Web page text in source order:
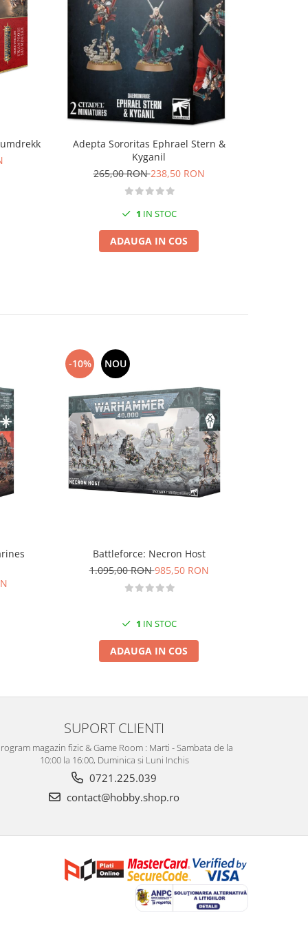
Adepta Sororitas Ephrael Stern &
Kyganil
265,00 RON238,50 RON
1 IN STOC
ADAUGA IN COS
-10% NOU
Battleforce: Necron Host
1.095,00 RON985,50 RON
1 IN STOC
ADAUGA IN COS
SUPORT CLIENTI
magazin fizic & Game Room : Marti - Sambata de la
10:00 la 16:00, Duminica si Luni Inchis
0721.225.039
contact@hobby.shop.ro